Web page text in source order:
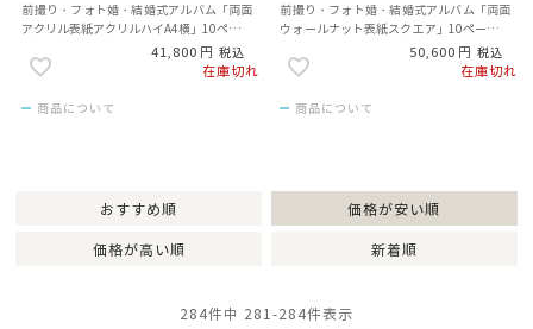
前撮り・フォト婚・結婚式アルバム「両面
アクリル表紙アクリルハイA4横」10ページ
41,800 税込
商品について
在庫切れ
前撮り・フォト婚・結婚式アルバム「両面
ウォールナット表紙スクエア」10ページ／
50,600 税込
商品について
在庫切れ
おすすめ順 価格が安い順
価格が高い順 新着順
284件中 281 -284件表示